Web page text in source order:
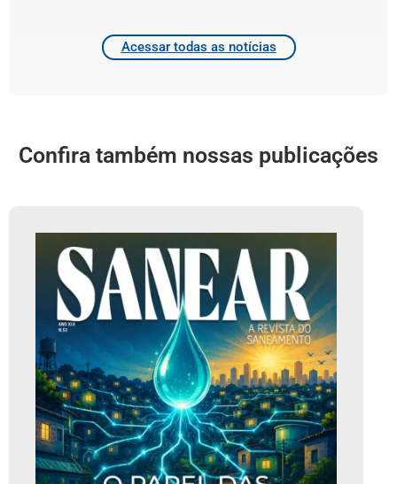
Acessar todas as notícias
Confira também nossas publicações